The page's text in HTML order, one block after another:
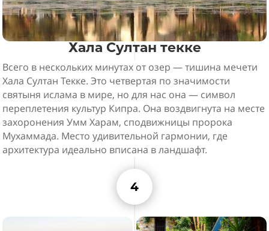
Хала Султан текке
Всего в нескольких минутах от озер — тишина мечети
Хала Султан Текке. Это четвертая по значимости
святыня ислама в мире, но для нас она — символ
переплетения культур Кипра. Она воздвигнута на месте
захоронения Умм Харам, сподвижницы пророка
Мухаммада. Место удивительной гармонии, где
архитектура идеально вписана в ландшафт.
4